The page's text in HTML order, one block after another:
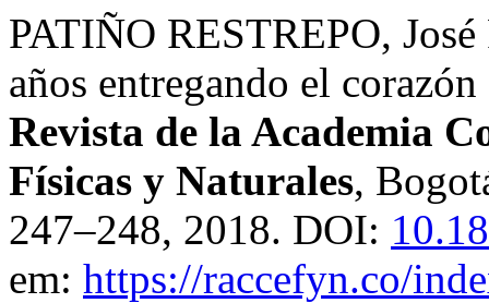
PATIÑO RESTREPO,
años entregando el
Revista de la Academia
Físicas y Naturales,
247–248, 2018. DOI:
em: https://raccefyn.co/